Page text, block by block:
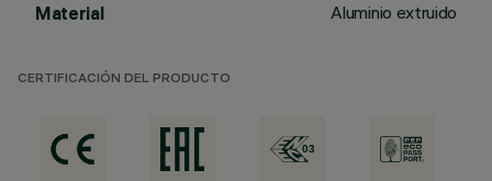
Material Aluminio extruido
CERTIFICACIÓN DEL PRODUCTO